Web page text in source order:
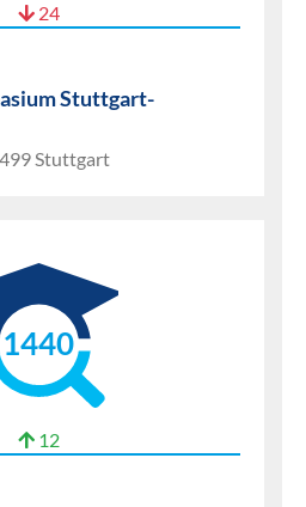
24
Stuttgart-
Stuttgart
1440
12